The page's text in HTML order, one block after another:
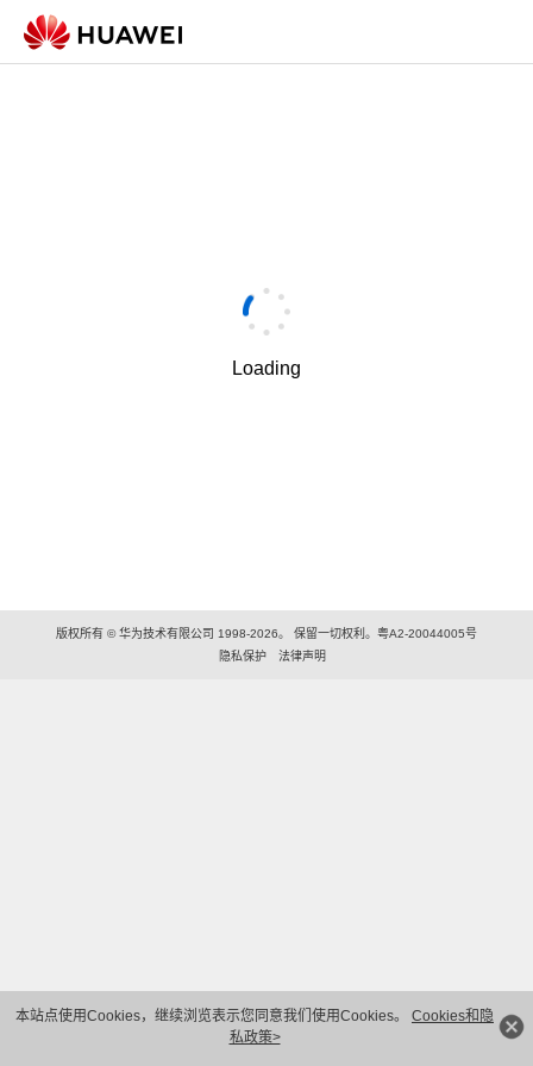
本站点使用Cookies，继续浏览表示您同意我们使用Cookies。 Cookies和隐
私政策>
Loading
版权所有 © 华为技术有限公司 1998-2026。 保留一切权利。粤A2-20044005号
隐私保护
法律声明